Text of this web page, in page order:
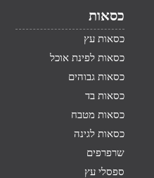
כסאות
כסאות עץ
כסאות לפינת אוכל
כסאות גבוהים
כסאות בד
כסאות מטבח
כסאות לגינה
שרפרפים
ספסלי עץ